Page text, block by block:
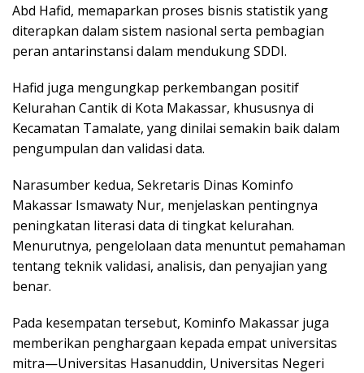
Abd Hafid, memaparkan proses bisnis statistik yang
diterapkan dalam sistem nasional serta pembagian
peran antarinstansi dalam mendukung SDDI.
Hafid juga mengungkap perkembangan positif
Kelurahan Cantik di Kota Makassar, khususnya di
Kecamatan Tamalate, yang dinilai semakin baik dalam
pengumpulan dan validasi data.
Narasumber kedua, Sekretaris Dinas Kominfo
Makassar Ismawaty Nur, menjelaskan pentingnya
peningkatan literasi data di tingkat kelurahan.
Menurutnya, pengelolaan data menuntut pemahaman
tentang teknik validasi, analisis, dan penyajian yang
benar.
Pada kesempatan tersebut, Kominfo Makassar juga
memberikan penghargaan kepada empat universitas
mitra—Universitas Hasanuddin, Universitas Negeri